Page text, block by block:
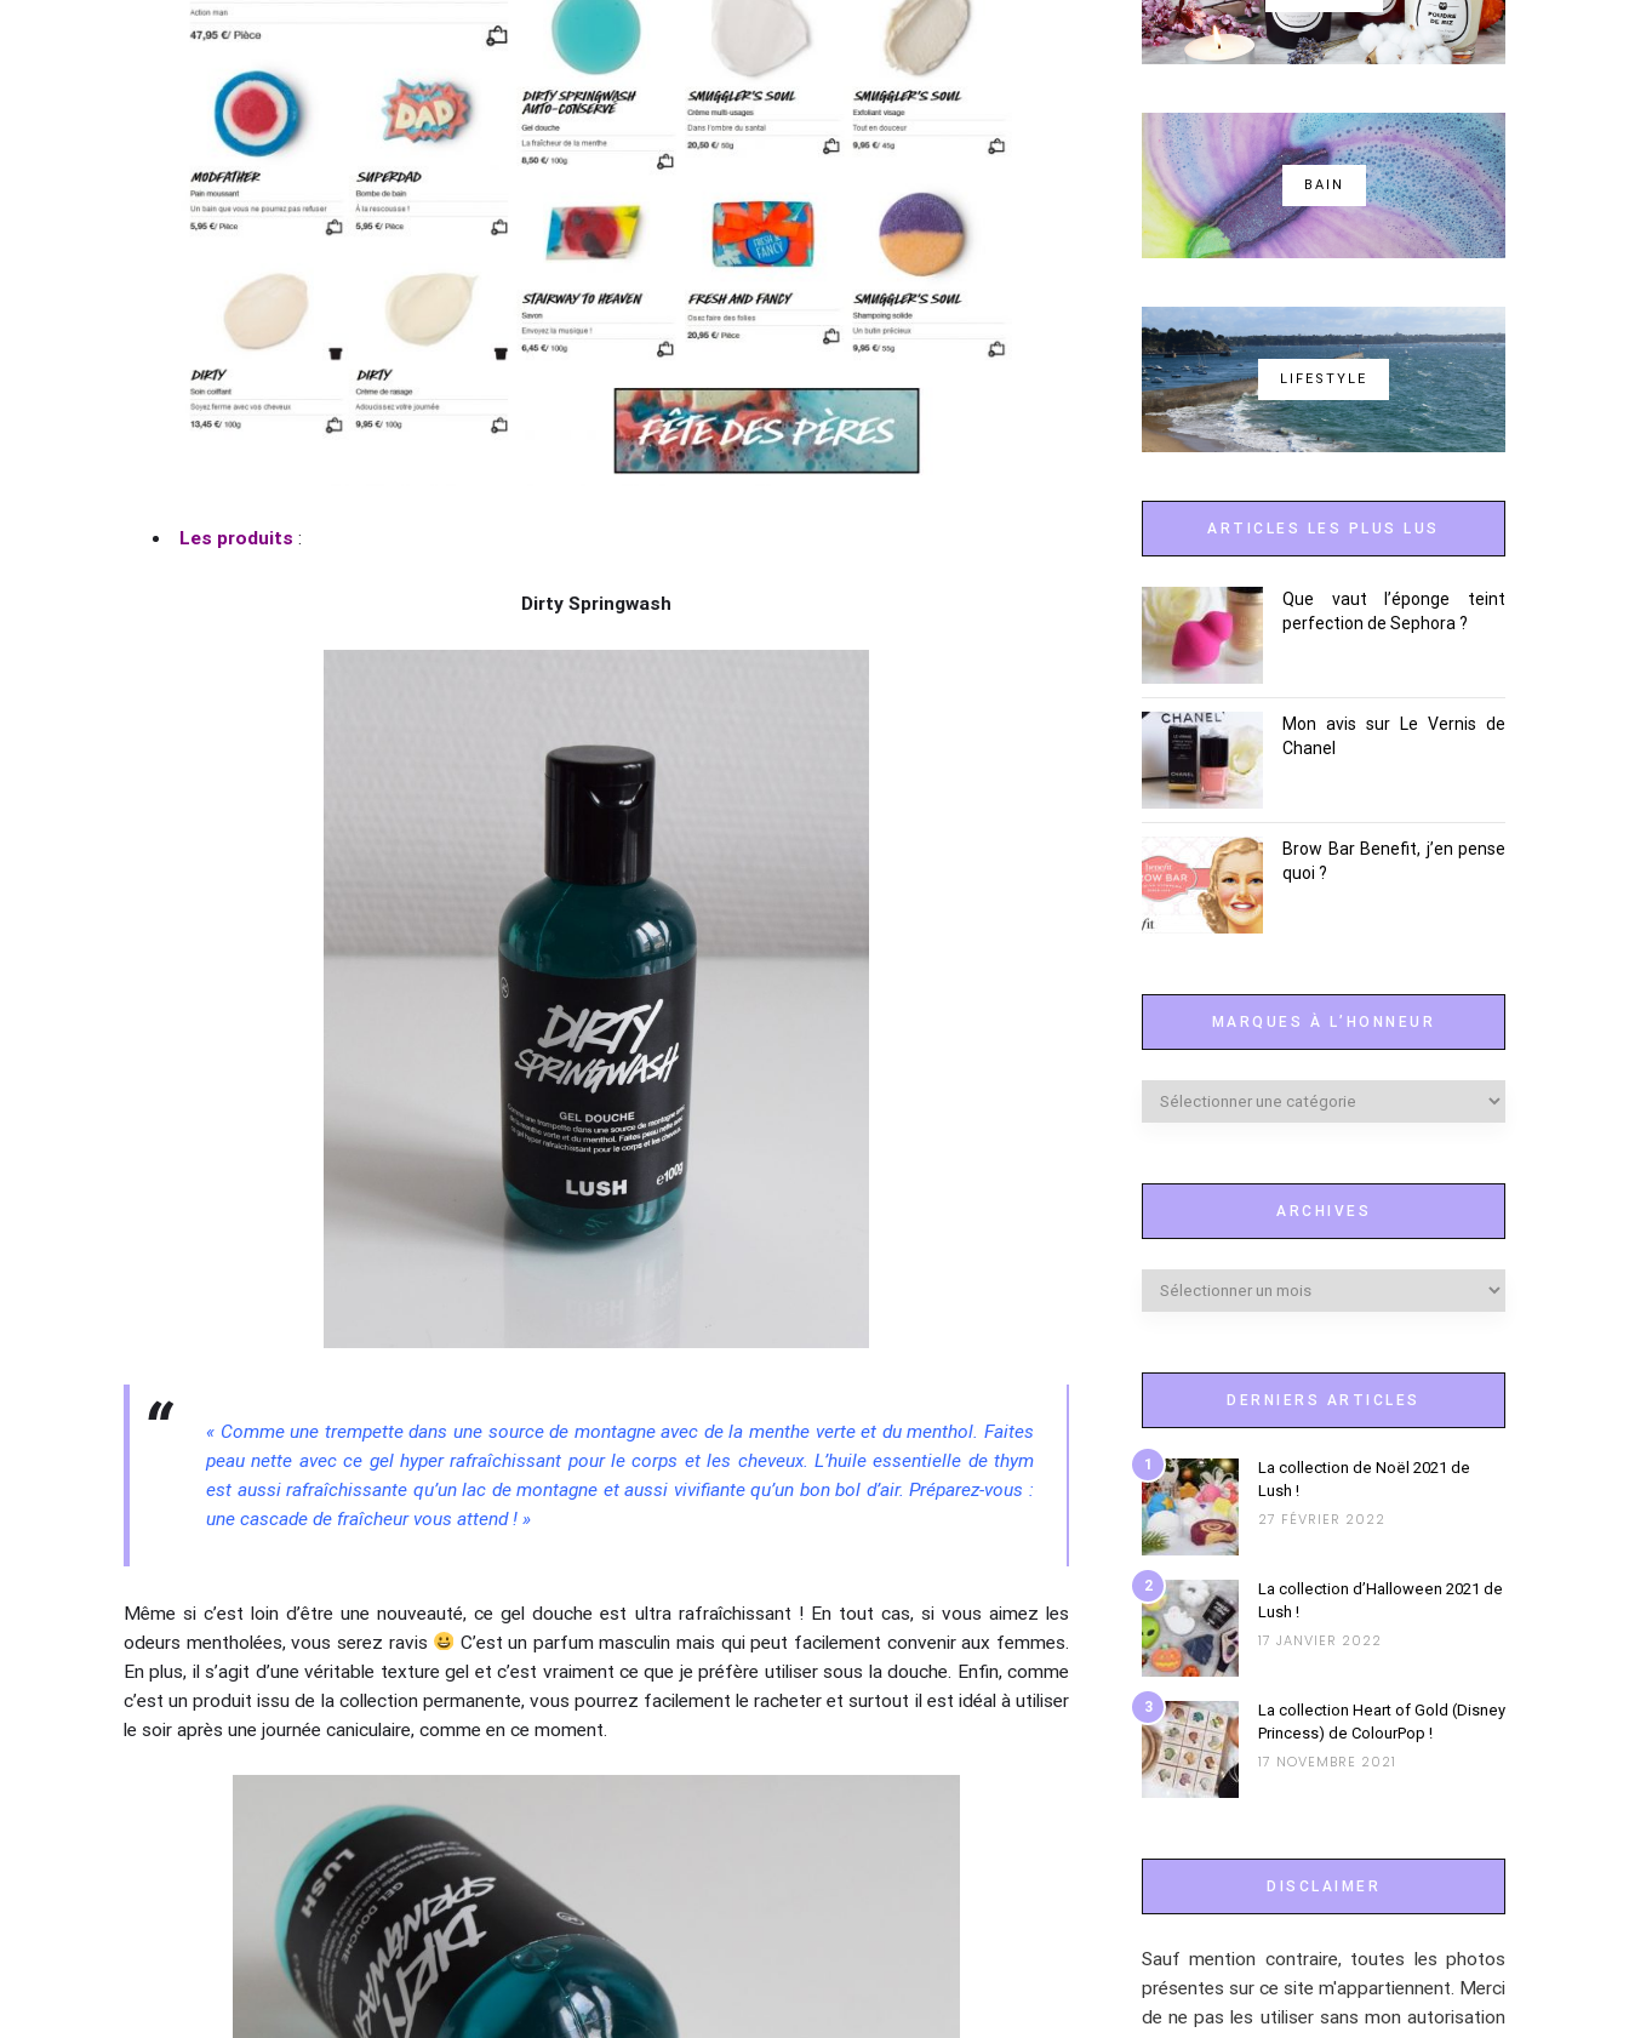
Les produits :
Dirty Springwash
« Comme une trempette dans une source de montagne avec de la menthe verte et du menthol. Faites
peau nette avec ce gel hyper rafraîchissant pour le corps et les cheveux. L’huile essentielle de thym
est aussi rafraîchissante qu’un lac de montagne et aussi vivifiante qu’un bon bol d’air.Préparez-vous :
une cascade de fraîcheur vous attend ! »
Même si c’est loin d’être une nouveauté, ce gel douche est ultra rafraîchissant ! En tout cas, si vous aimez les
odeurs mentholées, vous serez ravis
C’est un parfum masculin mais qui peut facilement convenir aux femmes.
En plus, il s’agit d’une véritable texture gel et c’est vraiment ce que je préfère utiliser sous la douche. Enfin, comme
c’est un produit issu de la collection permanente, vous pourrez facilement le racheter et surtout il est idéal à utiliser
le soir après une journée caniculaire, comme en ce moment.
BAIN
LIFESTYLE
ARTICLES LES PLUS LUS
Que vaut l’éponge teint
perfection de Sephora ?
Mon avis sur Le Vernis de
Chanel
Brow Bar Benefit, j’en pense
quoi ?
MARQUES À L’HONNEUR
Marques
ARCHIVES
Archives
DERNIERS ARTICLES
1
La collection de Noël 2021 de
Lush !
27 FÉVRIER 2022
2
La collection d’Halloween 2021 de
Lush !
17 JANVIER 2022
3
La collection Heart of Gold (Disney
Princess) de ColourPop !
17 NOVEMBRE 2021
DISCLAIMER
Sauf mention contraire, toutes les photos
présentes sur ce site m'appartiennent. Merci
de ne pas les utiliser sans mon autorisation